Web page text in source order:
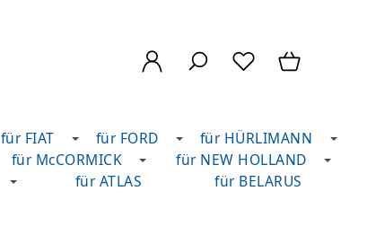
für FIAT für FORD
für HÜRLIMANN
für McCORMICK
für NEW HOLLAND
für ATLAS für BELARUS